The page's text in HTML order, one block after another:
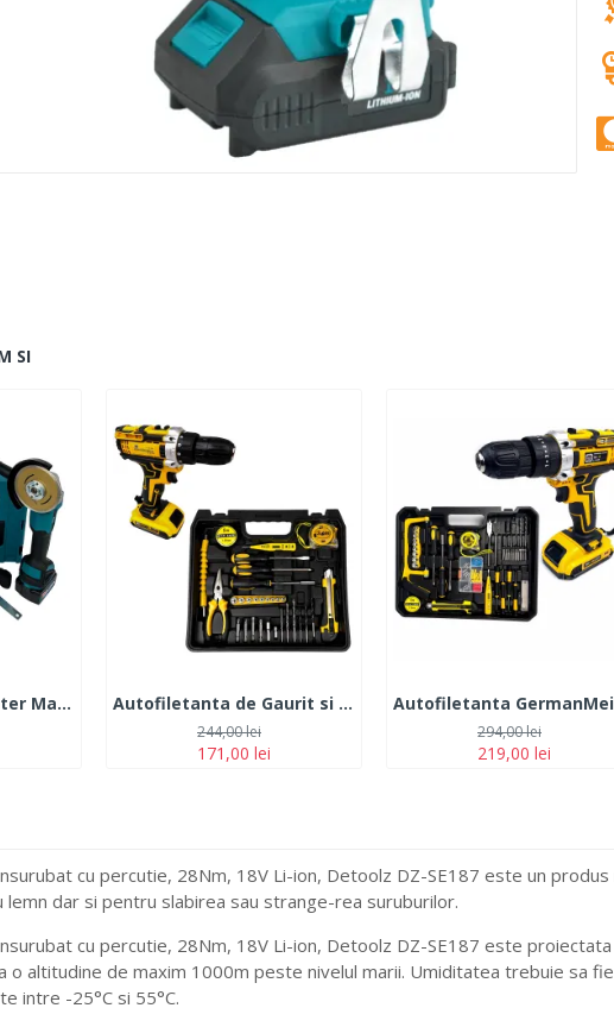
SI
Trusa German Meister Masina cu Impact + Polizor Unghiular 128V, 6Ah, cu 2 Acumulatori Autofiletanta de Gaurit si Insurubat German Meister 36V, 5 Ah Galbena cu 2 Acumulatori + 30 Accesorii
171,00 lei
244,00 lei
219,00 lei
294,00 lei
cu percutie, 28Nm, 18V Li-ion, Detoolz DZ-SE187 este un
lemn dar si pentru slabirea sau strange-rea suruburilor.
cu percutie, 28Nm, 18V Li-ion, Detoolz DZ-SE187 este
o altitudine de maxim 1000m peste nivelul marii. Umiditatea trebuie sa
intre -25°C si 55°C.